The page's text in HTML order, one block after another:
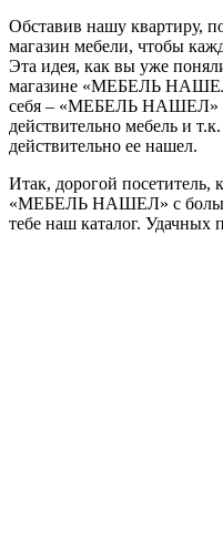
Обставив нашу квартиру,
магазин мебели, чтобы
Эта идея, как вы уже
магазине «МЕБЕЛЬ
себя – «МЕБЕЛЬ НАШЕЛ» -
действительно мебель и
действительно ее нашел.
Итак, дорогой посетитель,
«МЕБЕЛЬ НАШЕЛ» с
тебе наш каталог. Удачных